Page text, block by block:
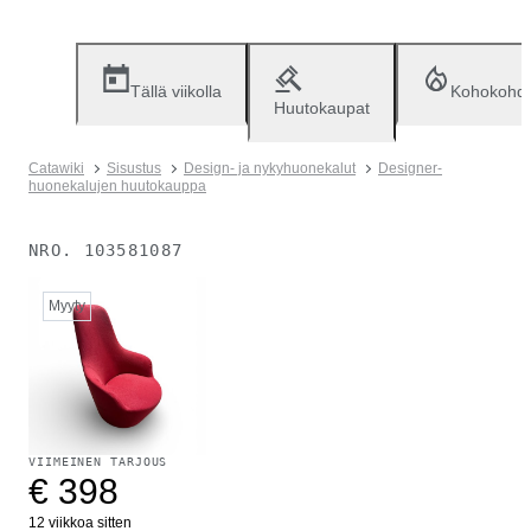
Tällä viikolla
Huutokaupat
Catawiki Sisustus Design- ja nykyhuonekalut
Designer-
huonekalujen huutokauppa
NRO. 103581087
Myyty
VIIMEINEN TARJOUS
€ 398
12 viikkoa sitten